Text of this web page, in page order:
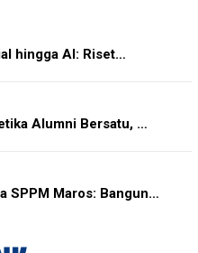
hingga AI: Riset…
Alumni Bersatu, …
SPPM Maros: Bangun…